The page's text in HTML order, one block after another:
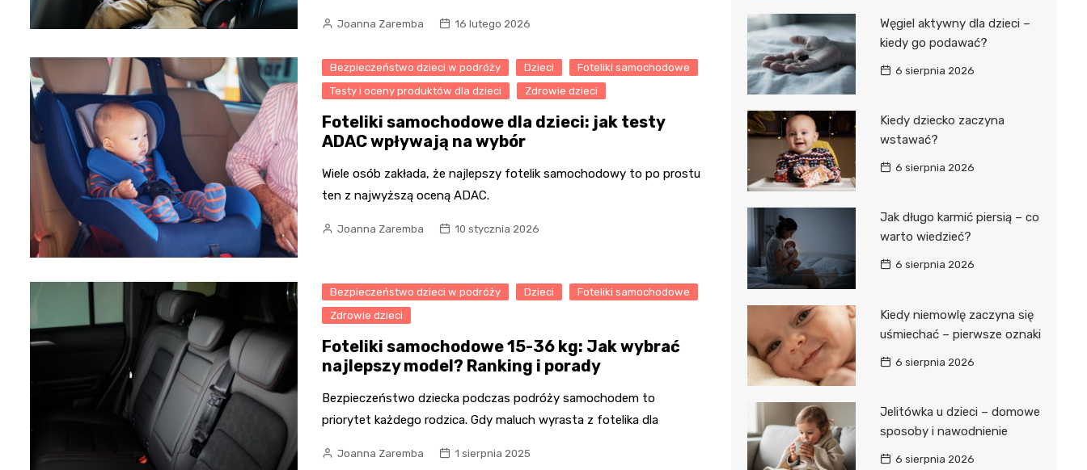
Joanna Zaremba 16 lutego 2026
Bezpieczeństwo dzieci w podróży Dzieci
Foteliki samochodowe
Testy i oceny produktów dla dzieci
Zdrowie dzieci
Foteliki samochodowe dla dzieci: jak testy
ADAC wpływają na wybór
Wiele osób zakłada, że najlepszy fotelik samochodowy to po prostu
ten z najwyższą oceną ADAC.
Joanna Zaremba 10 stycznia 2026
Bezpieczeństwo dzieci w podróży Dzieci
Foteliki samochodowe
Zdrowie dzieci
Foteliki samochodowe 15-36 kg: Jak wybrać
najlepszy model? Ranking i porady
Bezpieczeństwo dziecka podczas podróży samochodem to
priorytet każdego rodzica. Gdy maluch wyrasta z fotelika dla
Joanna Zaremba 1 sierpnia 2025
Węgiel aktywny dla dzieci –
kiedy go podawać?
6 sierpnia 2026
Kiedy dziecko zaczyna
wstawać?
6 sierpnia 2026
Jak długo karmić piersią – co
warto wiedzieć?
6 sierpnia 2026
Kiedy niemowlę zaczyna się
uśmiechać – pierwsze oznaki
6 sierpnia 2026
Jelitówka u dzieci – domowe
sposoby i nawodnienie
6 sierpnia 2026